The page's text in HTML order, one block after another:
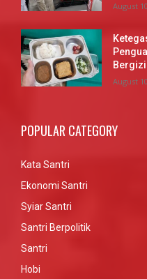
August
August
POPULAR CATEGORY
Kata Santri
Ekonomi Santri
Syiar Santri
Santri Berpolitik
Santri
Hobi